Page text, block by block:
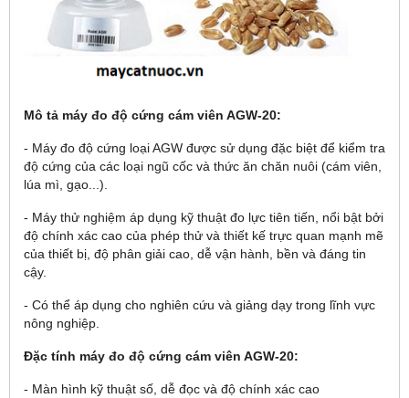
Mô tả máy đo độ cứng cám viên AGW-20:
- Máy đo độ cứng loại AGW được sử dụng đặc biệt để kiểm tra
độ cứng của các loại ngũ cốc và thức ăn chăn nuôi (cám viên,
lúa mì, gạo...).
- Máy thử nghiệm áp dụng kỹ thuật đo lực tiên tiến, nổi bật bởi
độ chính xác cao của phép thử và thiết kế trực quan mạnh mẽ
của thiết bị, độ phân giải cao, dễ vận hành, bền và đáng tin
cậy.
- Có thể áp dụng cho nghiên cứu và giảng dạy trong lĩnh vực
nông nghiệp.
Đặc tính máy đo độ cứng cám viên AGW-20:
- Màn hình kỹ thuật số, dễ đọc và độ chính xác cao